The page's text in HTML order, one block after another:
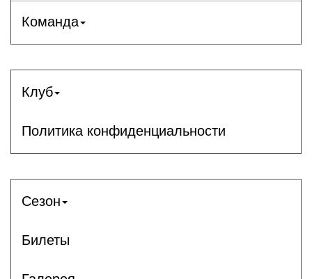
Команда
Клуб
Политика конфиденциальности
Сезон
Билеты